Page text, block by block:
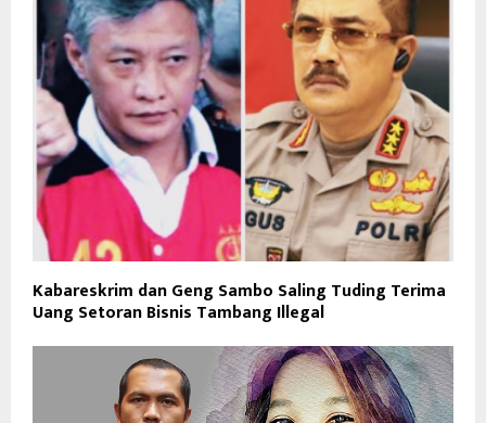
Kabareskrim dan Geng Sambo Saling Tuding Terima
Uang Setoran Bisnis Tambang Illegal